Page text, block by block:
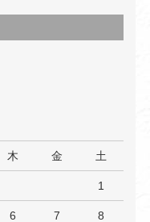
木 金 土
1
6 7 8